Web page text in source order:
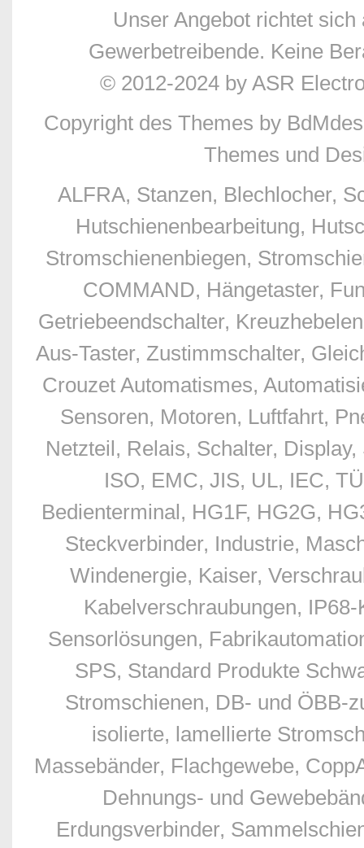
Unser Angebot richtet
Gewerbetreibende. Keine
© 2012-2024 by ASR
Copyright des Themes by
Themes und
ALFRA, Stanzen, Blechlocher,
Hutschienenbearbeitung,
Stromschienenbiegen,
COMMAND, Hängetaster,
Getriebeendschalter,
Aus-Taster, Zustimmschalter,
Crouzet Automatismes,
Sensoren, Motoren, Luftfahrt,
Netzteil, Relais, Schalter,
ISO, EMC, JIS, UL, IEC,
Bedienterminal, HG1F, HG2G,
Steckverbinder, Industrie,
Windenergie, Kaiser,
Kabelverschraubungen,
Sensorlösungen,
SPS, Standard Produkte
Stromschienen, DB- und ÖBB-
isolierte, lamellierte
Massebänder, Flachgewebe,
Dehnungs- und
Erdungsverbinder,